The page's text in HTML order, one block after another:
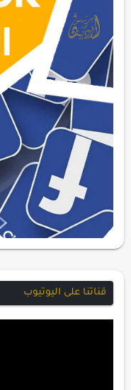
قناتنا على اليوتيوب